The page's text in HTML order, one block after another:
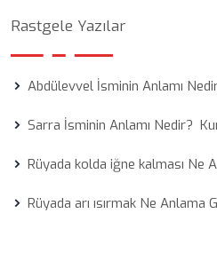
Rastgele Yazılar
Abdülevvel İsminin Anlamı
Sarra İsminin Anlamı Nedir?
Rüyada kolda iğne kalması Ne
Rüyada arı ısırmak Ne Anlama